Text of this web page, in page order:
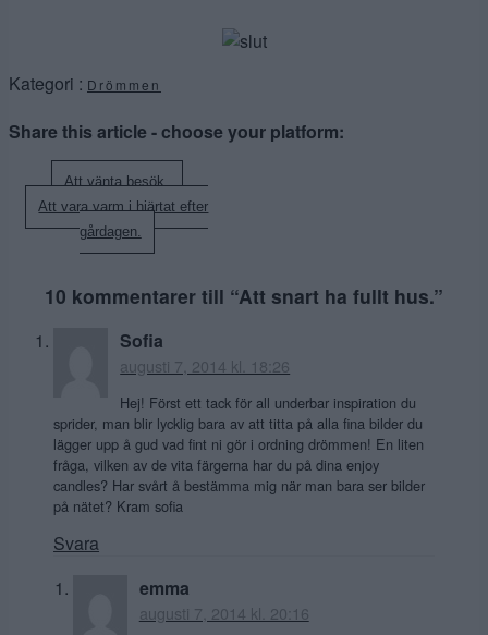
Kategori : Drömmen
Share this article - choose your platform:
Inläggsnavigering
Att vänta besök.
Att vara varm i hjärtat efter
gårdagen.
10 kommentarer till “Att snart ha fullt hus.”
Sofia
augusti 7, 2014 kl. 18:26
Hej! Först ett tack för all underbar inspiration du
sprider, man blir lycklig bara av att titta på alla fina bilder du
lägger upp å gud vad fint ni gör i ordning drömmen! En liten
fråga, vilken av de vita färgerna har du på dina enjoy
candles? Har svårt å bestämma mig när man bara ser bilder
på nätet? Kram sofia
Svara
emma
augusti 7, 2014 kl. 20:16